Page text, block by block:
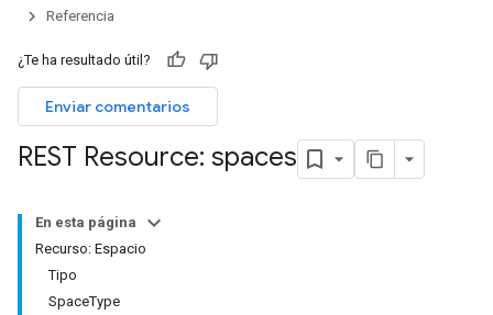
Referencia
¿Te ha resultado útil?
Enviar comentarios
REST Resource: spaces
En esta página
Recurso: Espacio
Tipo
SpaceType